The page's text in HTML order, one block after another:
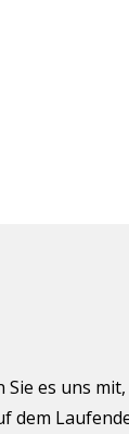
es uns mit,
dem